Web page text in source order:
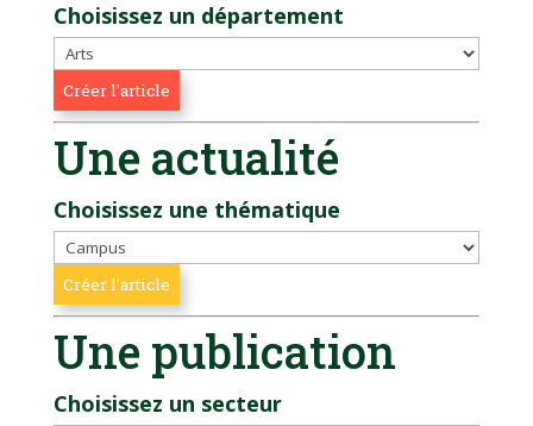
Choisissez un département
Une actualité
Choisissez une thématique
Une publication
Choisissez un secteur